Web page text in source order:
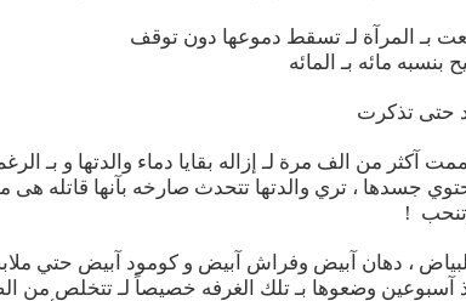
بـ المرآة لـ تسقط دموعها دون توقف
مائه بـ المائه
حتى تذكرت
من الف مرة لـ إزاله بقايا دماء والدتها و بـ
جسدها ، تري والدتها تتحدث صارخه بآنها قاتله هى
!
، دهان آبيض وفراش آبيض و كومود آبيض حتي
وضعوها بـ تلك الغرفه خصيصاً لـ تتخلص من